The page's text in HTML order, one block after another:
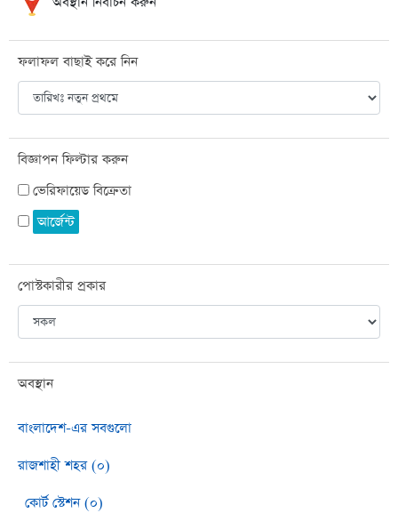
ফলাফল বাছাই করে নিন
বিজ্ঞাপন ফিল্টার করুন
ভেরিফায়েড বিক্রেতা
আর্জেন্ট
পোস্টকারীর প্রকার
অবস্থান
বাংলাদেশ-এর সবগুলো
রাজশাহী শহর (০)
কোর্ট স্টেশন (০)